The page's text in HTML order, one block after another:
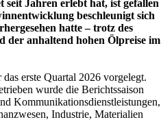
seit Jahren erlebt hat, ist gefallen
beschleunigt sich
hatte – trotz des
der anhaltend hohen Ölpreise im
erste Quartal 2026 vorgelegt.
wurde die Berichtssaison
Kommunikationsdienstleistungen,
Industrie, Materialien